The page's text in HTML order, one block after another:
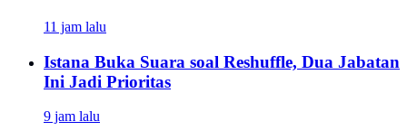
11 jam lalu
Istana Buka Suara soal Reshuffle, Dua Jabatan
Ini Jadi Prioritas
9 jam lalu